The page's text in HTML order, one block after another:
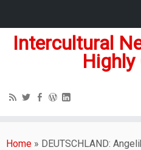
Intercultural
Highly
Home » DEUTSCHLAND: